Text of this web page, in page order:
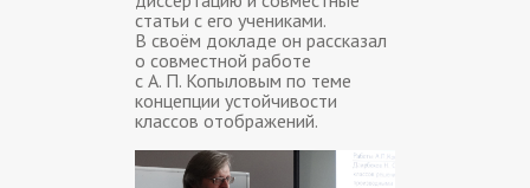
статьи с его учениками.
В своём докладе он рассказал
о совместной работе
с А. П. Копыловым по теме
концепции устойчивости
классов отображений.